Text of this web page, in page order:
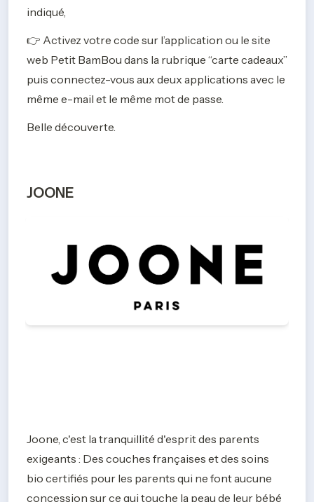
indiqué,
👉 Activez votre code sur l’application ou le site
web Petit BamBou dans la rubrique “carte cadeaux”
puis connectez-vous aux deux applications avec le
même e-mail et le même mot de passe.
Belle découverte.
JOONE
Joone, c'est la tranquillité d'esprit des parents
exigeants : Des couches françaises et des soins
bio certifiés pour les parents qui ne font aucune
concession sur ce qui touche la peau de leur bébé